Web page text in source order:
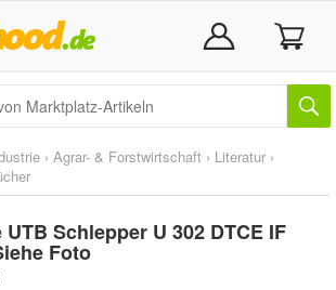
› Agrar- & Forstwirtschaft › Literatur ›
Schlepper U 302 DTCE IF
Foto